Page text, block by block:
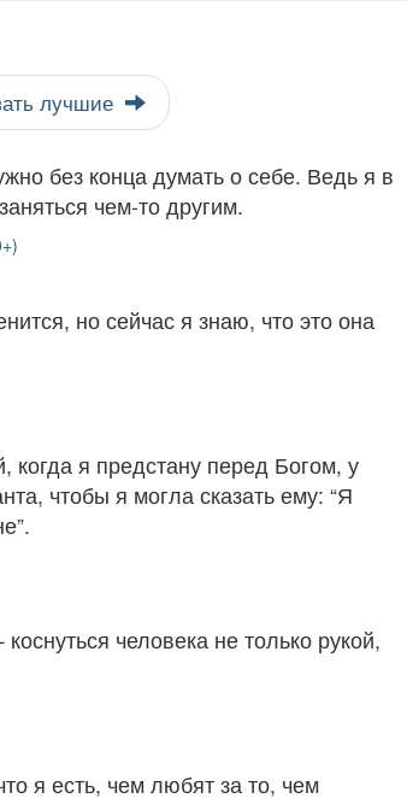
лучшие
без конца думать о себе. Ведь я в
чем-то другим.
но сейчас я знаю, что это она
когда я предстану перед Богом, у
чтобы я могла сказать ему: “Я
человека не только рукой,
я есть, чем любят за то, чем